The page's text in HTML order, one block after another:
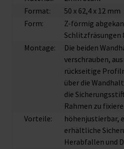
Format:
50 x 62,4 x 12 mm
Form:
Z-förmig
Schlitzfräsungen
Montage:
Die beiden
verschrauben,
rückseitige
über die
die
Rahmen zu
Vorteile:
höhenjustierbar,
erhältliche
Herabfallen und